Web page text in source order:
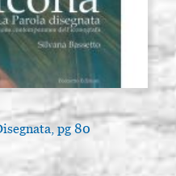
pg 80